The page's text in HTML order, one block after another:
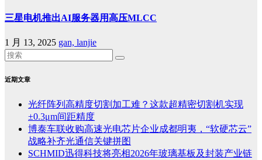
三星电机推出AI服务器用高压MLCC
1 月 13, 2025 gan, lanjie
近期文章
光纤阵列高精度切割加工难？这款超精密切割机实现
±0.3μm间距精度
博泰车联收购高速光电芯片企业成都明夷，“软硬芯云”
战略补齐光通信关键拼图
SCHMID迅得科技将亮相2026年玻璃基板及封装产业链